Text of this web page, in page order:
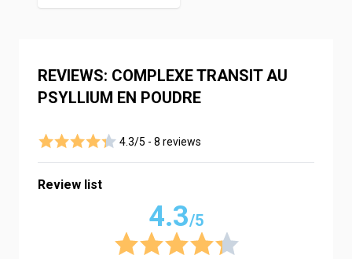
REVIEWS: COMPLEXE TRANSIT AU
PSYLLIUM EN POUDRE
4.3/5 - 8 reviews
Review list
4.3/5